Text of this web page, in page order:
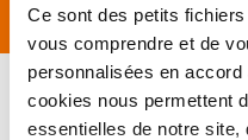
Ce sont des petits
vous comprendre et de
personnalisées en
cookies nous permettent
essentielles de notre site,
Avis